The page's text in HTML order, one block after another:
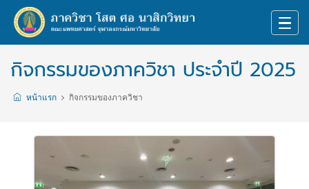
กิจกรรมของภาควิชา ประจำปี 2025
หน้าแรก กิจกรรมของภาควิชา